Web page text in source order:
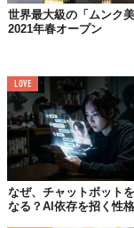
『INSECT
東京都江東区豊
【公式サイト】
■昆虫と学びのポ
https://
世界最大級の「ムンク
2021年春オープン
LOVE
なぜ、チャットボット
なる？AI依存を招く性